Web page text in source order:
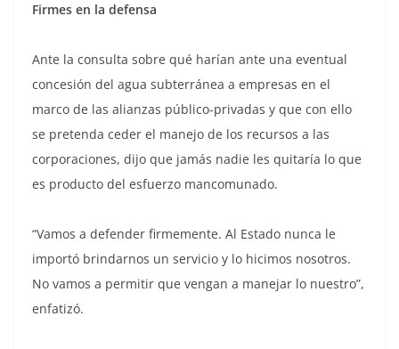
Firmes en la defensa
Ante la consulta sobre qué harían ante una eventual
concesión del agua subterránea a empresas en el
marco de las alianzas público-privadas y que con ello
se pretenda ceder el manejo de los recursos a las
corporaciones, dijo que jamás nadie les quitaría lo que
es producto del esfuerzo mancomunado.
“Vamos a defender firmemente. Al Estado nunca le
importó brindarnos un servicio y lo hicimos nosotros.
No vamos a permitir que vengan a manejar lo nuestro”,
enfatizó.